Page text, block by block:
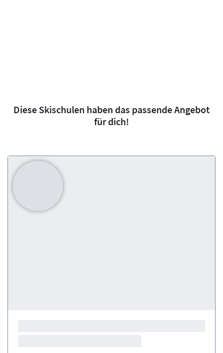
Diese Skischulen haben das passende Angebot
für dich!